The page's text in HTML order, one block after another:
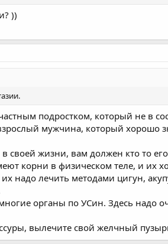
))
подростком, который не в
мужчина, который хорошо
жизни, вам должен кто то
корни в физическом теле, и их
надо лечить методами цигун,
органы по УСин. Здесь надо
вылечите свой желчный